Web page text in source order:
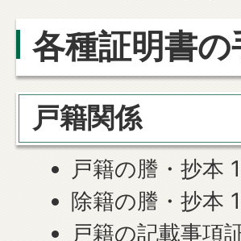
各種証明書の
戸籍関係
戸籍の謄・抄本
除籍の謄・抄本
戸籍の記載事項